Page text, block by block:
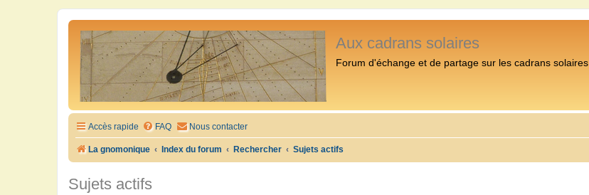
Aux cadrans solaires
Forum d'échange et de partage sur les cadrans solaires
Accès rapide FAQ Nous contacter
La gnomonique Index du forum Rechercher Sujets actifs
Sujets actifs